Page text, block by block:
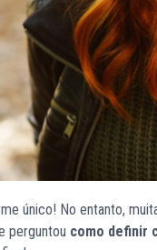
único! No entanto,
perguntou como definir